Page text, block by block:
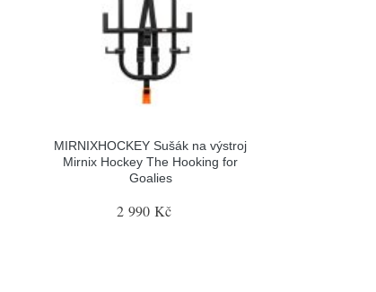
MIRNIXHOCKEY Sušák na výstroj
Mirnix Hockey The Hooking for
Goalies
2 990 Kč